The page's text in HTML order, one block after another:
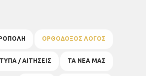
ΟΡΘΟΔΟΞΟΣ ΛΟΓΟΣ
/ ΑΙΤΗΣΕΙΣ ΤΑ ΝΕΑ ΜΑΣ